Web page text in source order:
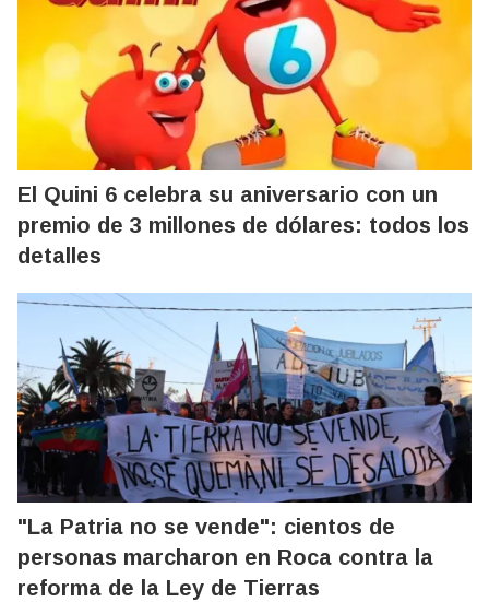
El Quini 6 celebra su aniversario con un
premio de 3 millones de dólares: todos los
detalles
"La Patria no se vende": cientos de
personas marcharon en Roca contra la
reforma de la Ley de Tierras